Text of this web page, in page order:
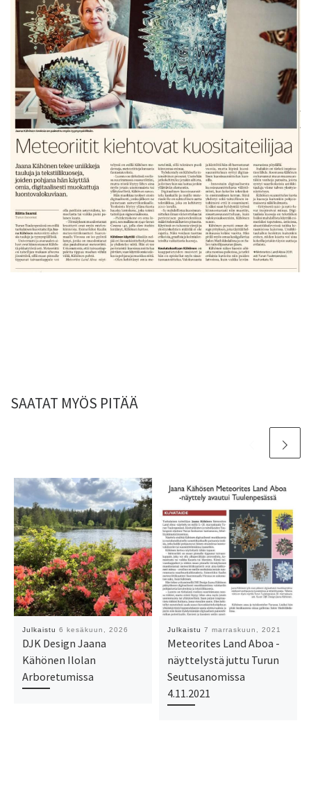
SAATAT MYÖS PITÄÄ
Julkaistu 6 kesäkuun, 2026
DJK Design Jaana
Kähönen Ilolan
Arboretumissa
Julkaistu 7 marraskuun, 2021
Meteorites Land Aboa -
näyttelystä juttu Turun
Seutusanomissa
4.11.2021